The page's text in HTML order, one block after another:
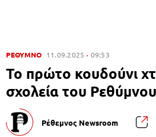
ΡΕΘΥΜΝΟ 11.09.2025 09:53
Το πρώτο κουδούνι
σχολεία του
Ρέθεμνος Newsroom